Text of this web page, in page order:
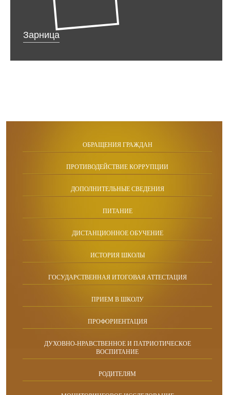
Зарница
ОБРАЩЕНИЯ ГРАЖДАН
ПРОТИВОДЕЙСТВИЕ КОРРУПЦИИ
ДОПОЛНИТЕЛЬНЫЕ СВЕДЕНИЯ
ПИТАНИЕ
ДИСТАНЦИОННОЕ ОБУЧЕНИЕ
ИСТОРИЯ ШКОЛЫ
ГОСУДАРСТВЕННАЯ ИТОГОВАЯ АТТЕСТАЦИЯ
ПРИЕМ В ШКОЛУ
ПРОФОРИЕНТАЦИЯ
ДУХОВНО-НРАВСТВЕННОЕ И ПАТРИОТИЧЕСКОЕ
ВОСПИТАНИЕ
РОДИТЕЛЯМ